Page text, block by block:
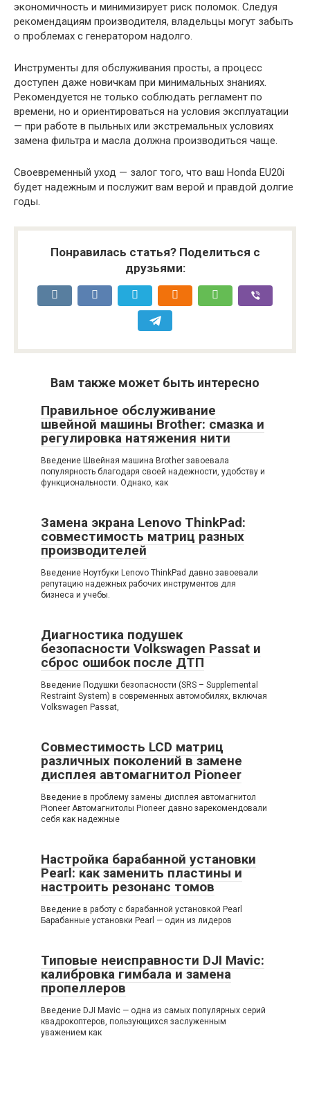
экономичность и минимизирует риск поломок. Следуя
рекомендациям производителя, владельцы могут забыть
о проблемах с генератором надолго.
Инструменты для обслуживания просты, а процесс
доступен даже новичкам при минимальных знаниях.
Рекомендуется не только соблюдать регламент по
времени, но и ориентироваться на условия эксплуатации
— при работе в пыльных или экстремальных условиях
замена фильтра и масла должна производиться чаще.
Своевременный уход — залог того, что ваш Honda EU20i
будет надежным и послужит вам верой и правдой долгие
годы.
Понравилась статья? Поделиться с
друзьями:
Вам также может быть интересно
Правильное обслуживание
швейной машины Brother: смазка и
регулировка натяжения нити
Введение Швейная машина Brother завоевала
популярность благодаря своей надежности, удобству и
функциональности. Однако, как
Замена экрана Lenovo ThinkPad:
совместимость матриц разных
производителей
Введение Ноутбуки Lenovo ThinkPad давно завоевали
репутацию надежных рабочих инструментов для
бизнеса и учебы.
Диагностика подушек
безопасности Volkswagen Passat и
сброс ошибок после ДТП
Введение Подушки безопасности (SRS – Supplemental
Restraint System) в современных автомобилях, включая
Volkswagen Passat,
Совместимость LCD матриц
различных поколений в замене
дисплея автомагнитол Pioneer
Введение в проблему замены дисплея автомагнитол
Pioneer Автомагнитолы Pioneer давно зарекомендовали
себя как надежные
Настройка барабанной установки
Pearl: как заменить пластины и
настроить резонанс томов
Введение в работу с барабанной установкой Pearl
Барабанные установки Pearl — один из лидеров
Типовые неисправности DJI Mavic:
калибровка гимбала и замена
пропеллеров
Введение DJI Mavic — одна из самых популярных серий
квадрокоптеров, пользующихся заслуженным
уважением как